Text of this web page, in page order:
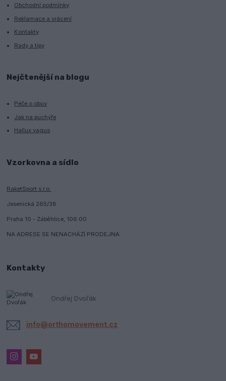
Obchodní podmínky
Reklamace a vrácení
Kontakty
Rady a tipy
Nejčtenější na blogu
Péče o obuv
Jak na puchýře
Hallux vagus
Vzorkovna a sídlo
RaketSport s.r.o.
Jesenická 265/38
Praha 10 - Záběhlice, 106 00
NA ADRESE SE NENACHÁZÍ PRODEJNA
Kontakty
Ondřej Dvořák
info@orthomovement.cz